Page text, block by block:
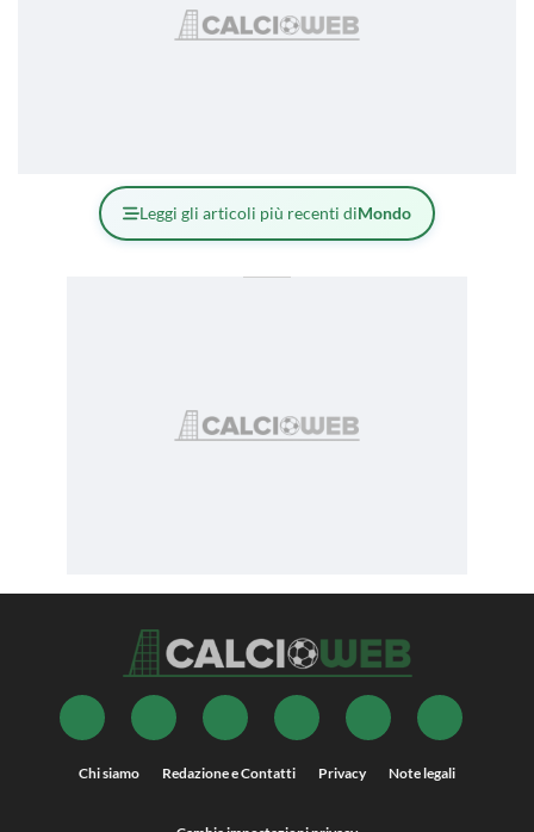
Leggi gli articoli più recenti diMondo
Chi siamo Redazione e Contatti Privacy Note legali